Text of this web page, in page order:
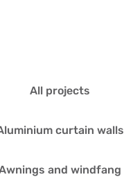
All projects
curtain walls
and windfang